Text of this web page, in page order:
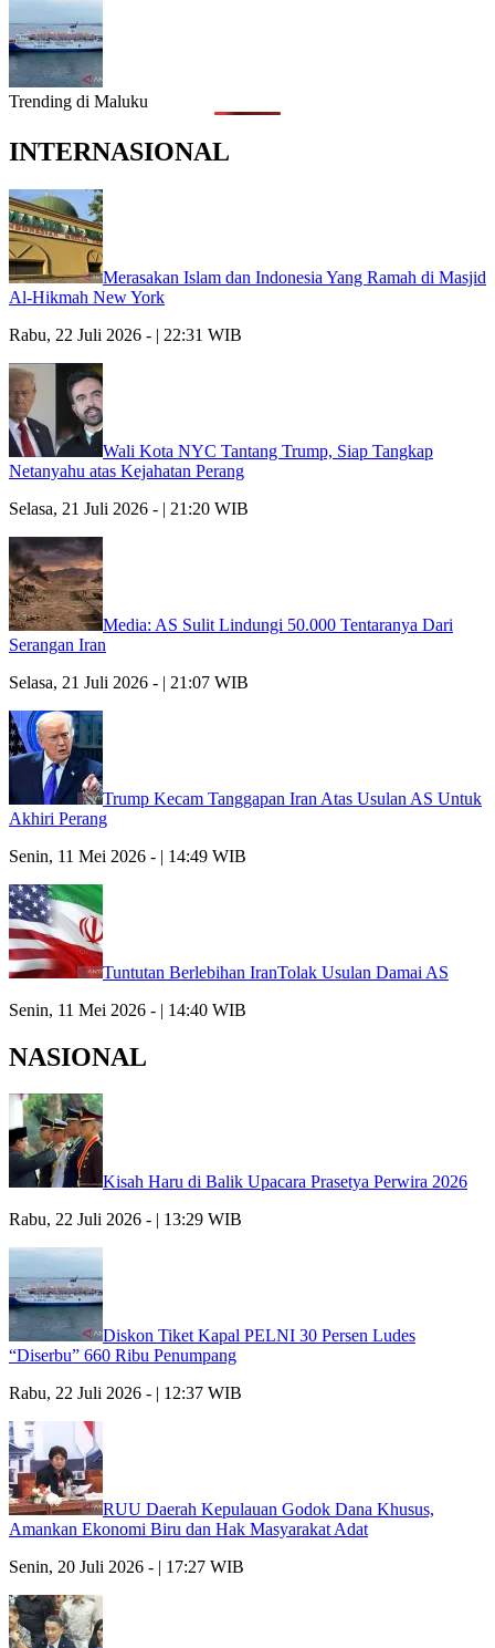
Trending di Maluku
INTERNASIONAL
Merasakan Islam dan Indonesia Yang Ramah di Masjid
Al-Hikmah New York
Rabu, 22 Juli 2026 - | 22:31 WIB
Wali Kota NYC Tantang Trump, Siap Tangkap
Netanyahu atas Kejahatan Perang
Selasa, 21 Juli 2026 - | 21:20 WIB
Media: AS Sulit Lindungi 50.000 Tentaranya Dari
Serangan Iran
Selasa, 21 Juli 2026 - | 21:07 WIB
Trump Kecam Tanggapan Iran Atas Usulan AS Untuk
Akhiri Perang
Senin, 11 Mei 2026 - | 14:49 WIB
Tuntutan Berlebihan IranTolak Usulan Damai AS
Senin, 11 Mei 2026 - | 14:40 WIB
NASIONAL
Kisah Haru di Balik Upacara Prasetya Perwira 2026
Rabu, 22 Juli 2026 - | 13:29 WIB
Diskon Tiket Kapal PELNI 30 Persen Ludes
“Diserbu” 660 Ribu Penumpang
Rabu, 22 Juli 2026 - | 12:37 WIB
RUU Daerah Kepulauan Godok Dana Khusus,
Amankan Ekonomi Biru dan Hak Masyarakat Adat
Senin, 20 Juli 2026 - | 17:27 WIB